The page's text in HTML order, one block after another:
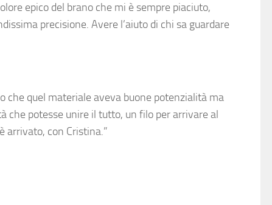
epico del brano che mi è sempre piaciuto,
precisione. Avere l’aiuto di chi sa guardare
che quel materiale aveva buone potenzialità ma
che potesse unire il tutto, un filo per arrivare al
arrivato, con Cristina.”